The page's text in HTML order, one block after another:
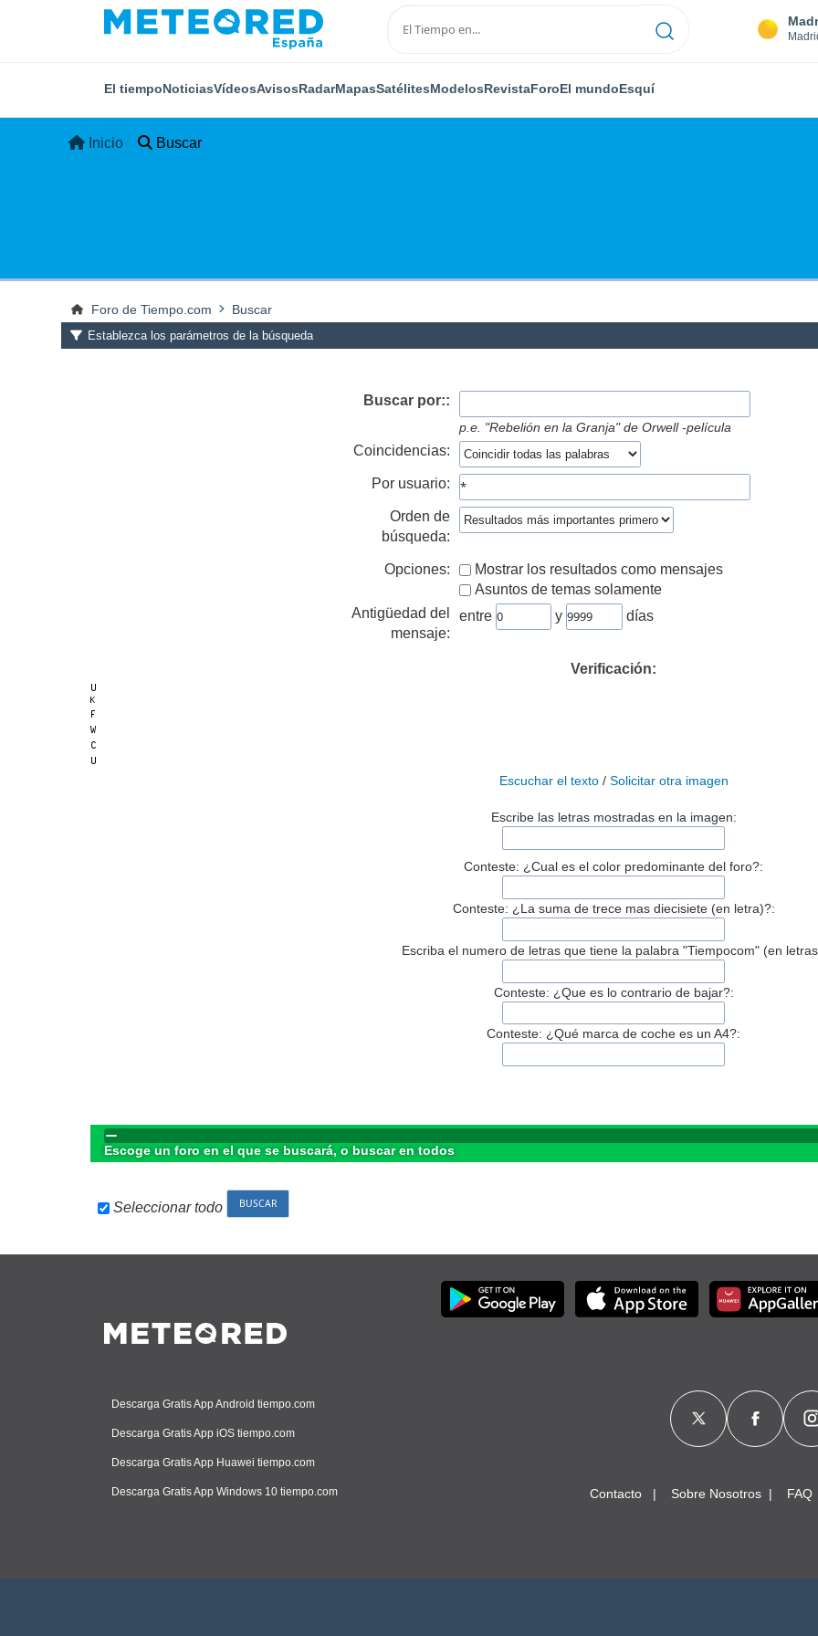
El tiempoNoticiasVídeosAvisosRadarMapasSatélitesModelosRevistaForoEl mundoEsquí
Inicio Buscar
Foro de Tiempo.com Buscar
Establezca los parámetros de la búsqueda
Buscar por::
p.e. "Rebelión en la Granja" de Orwell -película
Coincidencias:
Por usuario:
Orden de
búsqueda:
Opciones:
Mostrar los resultados como mensajes
Asuntos de temas solamente
Antigüedad del
mensaje:
entre y días
Verificación:
Escuchar el texto/ Solicitar otra imagen
Escribe las letras mostradas en la imagen:
Conteste: ¿Cual es el color predominante del foro?:
Conteste: ¿La suma de trece mas diecisiete (en letra)?:
Escriba el numero de letras que tiene la palabra "Tiempocom" (en
Conteste: ¿Que es lo contrario de bajar?:
Conteste: ¿Qué marca de coche es un A4?:
Escoge un foro en el que se buscará, o buscar en todos
Seleccionar todo
Descarga Gratis App Android tiempo.com
Descarga Gratis App iOS tiempo.com
Descarga Gratis App Huawei tiempo.com
Descarga Gratis App Windows 10 tiempo.com Contacto Sobre Nosotros FAQ